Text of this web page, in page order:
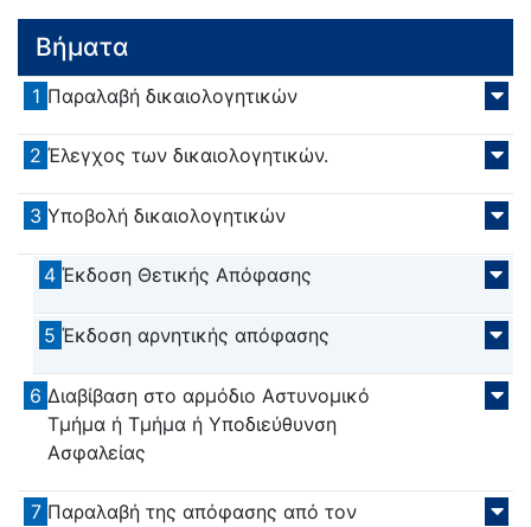
Βήματα
1 Παραλαβή δικαιολογητικών
2 Έλεγχος των δικαιολογητικών.
3 Υποβολή δικαιολογητικών
4 Έκδοση Θετικής Απόφασης
5 Έκδοση αρνητικής απόφασης
6 Διαβίβαση στο αρμόδιο Αστυνομικό
Τμήμα ή Τμήμα ή Υποδιεύθυνση
Ασφαλείας
7 Παραλαβή της απόφασης από τον